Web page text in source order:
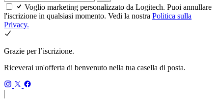
Voglio marketing personalizzato da Logitech. Puoi annullare
l'iscrizione in qualsiasi momento. Vedi la nostra Politica sulla
Privacy.
Grazie per l’iscrizione.
Riceverai un'offerta di benvenuto nella tua casella di posta.